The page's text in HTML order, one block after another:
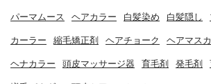
パーマムース ヘアカラー 白髪染め 白髪隠し
カーラー 縮毛矯正剤 ヘアチョーク ヘアマス
ヘナカラー 頭皮マッサージ器 育毛剤 発毛剤